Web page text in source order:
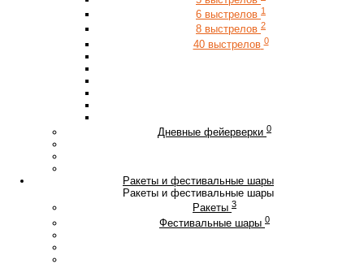
6 выстрелов 1
8 выстрелов 2
40 выстрелов 0
Дневные фейерверки 0
Ракеты и фестивальные шары
Ракеты и фестивальные шары
Ракеты 3
Фестивальные шары 0